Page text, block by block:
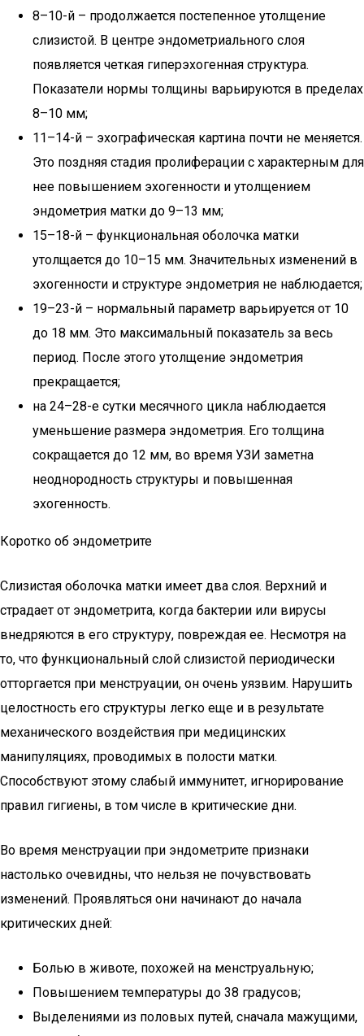
8–10-й – продолжается постепенное утолщение
слизистой. В центре эндометриального слоя
появляется четкая гиперэхогенная структура.
Показатели нормы толщины варьируются в пределах
8–10 мм;
11–14-й – эхографическая картина почти не меняется.
Это поздняя стадия пролиферации с характерным для
нее повышением эхогенности и утолщением
эндометрия матки до 9–13 мм;
15–18-й – функциональная оболочка матки
утолщается до 10–15 мм. Значительных изменений в
эхогенности и структуре эндометрия не наблюдается;
19–23-й – нормальный параметр варьируется от 10
до 18 мм. Это максимальный показатель за весь
период. После этого утолщение эндометрия
прекращается;
на 24–28-е сутки месячного цикла наблюдается
уменьшение размера эндометрия. Его толщина
сокращается до 12 мм, во время УЗИ заметна
неоднородность структуры и повышенная
эхогенность.
Коротко об эндометрите
Слизистая оболочка матки имеет два слоя. Верхний и
страдает от эндометрита, когда бактерии или вирусы
внедряются в его структуру, повреждая ее. Несмотря на
то, что функциональный слой слизистой периодически
отторгается при менструации, он очень уязвим. Нарушить
целостность его структуры легко еще и в результате
механического воздействия при медицинских
манипуляциях, проводимых в полости матки.
Способствуют этому слабый иммунитет, игнорирование
правил гигиены, в том числе в критические дни.
Во время менструации при эндометрите признаки
настолько очевидны, что нельзя не почувствовать
изменений. Проявляться они начинают до начала
критических дней:
Болью в животе, похожей на менструальную;
Повышением температуры до 38 градусов;
Выделениями из половых путей, сначала мажущими,